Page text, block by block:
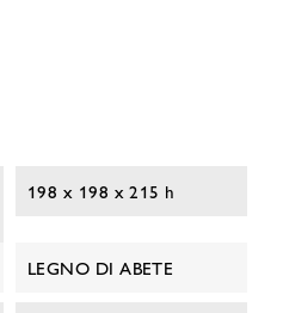
198 x 198 x 215 h
LEGNO DI ABETE